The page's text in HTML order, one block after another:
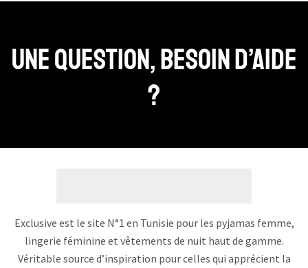
Une question, Besoin d’aide
?
Exclusive est le site N°1 en Tunisie pour les pyjamas femme,
lingerie féminine et vêtements de nuit haut de gamme.
Véritable source d’inspiration pour celles qui apprécient la